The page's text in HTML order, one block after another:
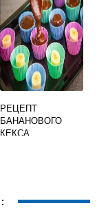
РЕЦЕПТ
БАНАНОВОГО
КЕКСА